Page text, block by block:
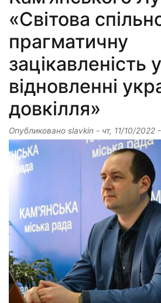
«Світова
прагматичну
зацікавленість у
відновленні
довкілля»
Опубликовано slavkin - чт, 11/10/2022